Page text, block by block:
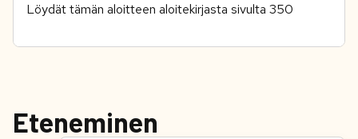
Löydät tämän aloitteen aloitekirjasta sivulta 350
Eteneminen